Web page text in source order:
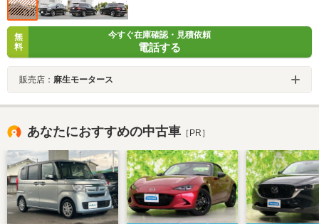
無
料
今すぐ在庫確認・見積依頼
電話する
販売店： 麻生モータース
あなたにおすすめの中古車 ［PR］